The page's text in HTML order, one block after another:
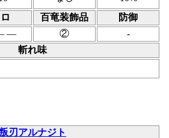
百竜装飾品
防御
― ②
-
斬れ味
刃アルナジト